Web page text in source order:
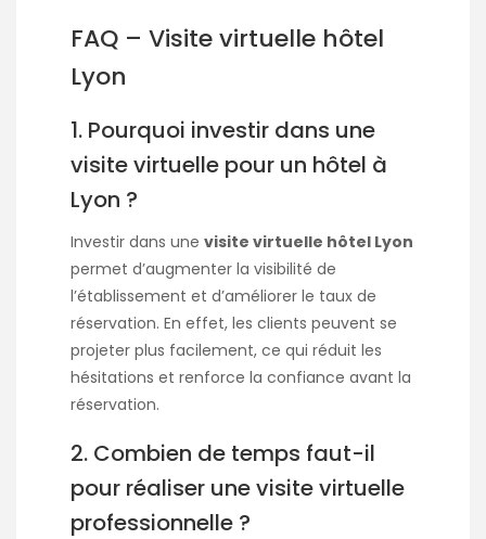
FAQ – Visite virtuelle hôtel
Lyon
1. Pourquoi investir dans une
visite virtuelle pour un hôtel à
Lyon ?
Investir dans une visite virtuelle hôtel Lyon
permet d’augmenter la visibilité de
l’établissement et d’améliorer le taux de
réservation. En effet, les clients peuvent se
projeter plus facilement, ce qui réduit les
hésitations et renforce la confiance avant la
réservation.
2. Combien de temps faut-il
pour réaliser une visite virtuelle
professionnelle ?